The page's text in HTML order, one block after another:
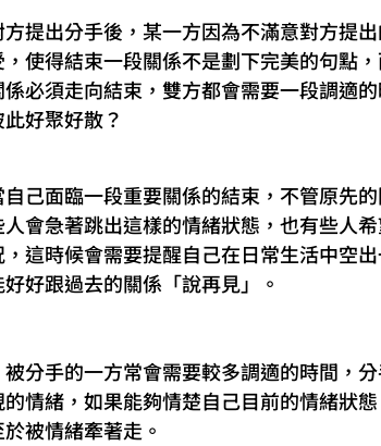
提出分手後，某一方因為不滿意對方提
使得結束一段關係不是劃下完美的句點
必須走向結束，雙方都會需要一段調適
好聚好散？
己面臨一段重要關係的結束，不管原先
會急著跳出這樣的情緒狀態，也有些人
這時候會需要提醒自己在日常生活中空
好跟過去的關係「說再見」。
分手的一方常會需要較多調適的時間，
情緒，如果能夠情楚自己目前的情緒狀
被情緒牽著走。